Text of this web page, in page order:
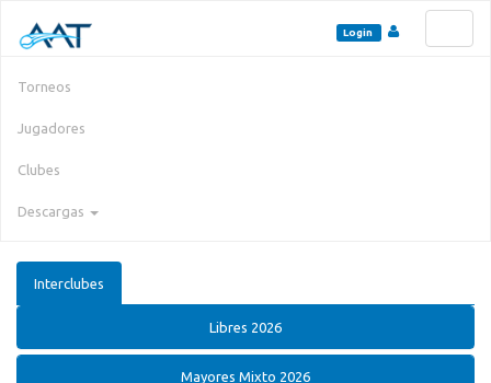
Torneos
Jugadores
Clubes
Descargas
Login
Interclubes
Libres 2026
Mayores Mixto 2026